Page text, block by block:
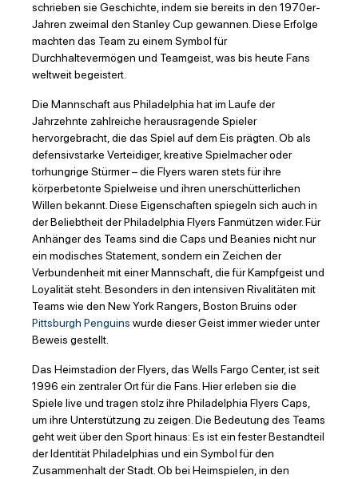
schrieben sie Geschichte, indem sie bereits in den 1970er-
Jahren zweimal den Stanley Cup gewannen. Diese Erfolge
machten das Team zu einem Symbol für
Durchhaltevermögen und Teamgeist, was bis heute Fans
weltweit begeistert.
Die Mannschaft aus Philadelphia hat im Laufe der
Jahrzehnte zahlreiche herausragende Spieler
hervorgebracht, die das Spiel auf dem Eis prägten. Ob als
defensivstarke Verteidiger, kreative Spielmacher oder
torhungrige Stürmer – die Flyers waren stets für ihre
körperbetonte Spielweise und ihren unerschütterlichen
Willen bekannt. Diese Eigenschaften spiegeln sich auch in
der Beliebtheit der Philadelphia Flyers Fanmützen wider. Für
Anhänger des Teams sind die Caps und Beanies nicht nur
ein modisches Statement, sondern ein Zeichen der
Verbundenheit mit einer Mannschaft, die für Kampfgeist und
Loyalität steht. Besonders in den intensiven Rivalitäten mit
Teams wie den New York Rangers, Boston Bruins oder
Pittsburgh Penguins wurde dieser Geist immer wieder unter
Beweis gestellt.
Das Heimstadion der Flyers, das Wells Fargo Center, ist seit
1996 ein zentraler Ort für die Fans. Hier erleben sie die
Spiele live und tragen stolz ihre Philadelphia Flyers Caps,
um ihre Unterstützung zu zeigen. Die Bedeutung des Teams
geht weit über den Sport hinaus: Es ist ein fester Bestandteil
der Identität Philadelphias und ein Symbol für den
Zusammenhalt der Stadt. Ob bei Heimspielen, in den